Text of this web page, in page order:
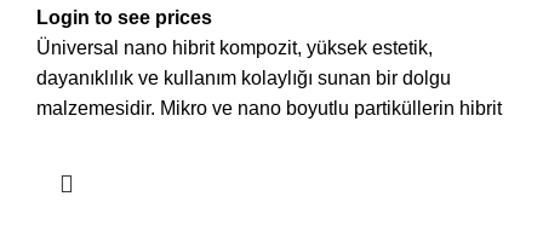
Login to see prices
Üniversal nano hibrit kompozit, yüksek estetik,
dayanıklılık ve kullanım kolaylığı sunan bir dolgu
malzemesidir. Mikro ve nano boyutlu partiküllerin hibrit